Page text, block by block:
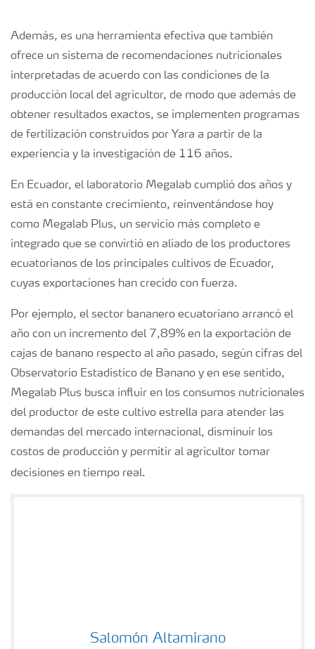
Además, es una herramienta efectiva que también
ofrece un sistema de recomendaciones nutricionales
interpretadas de acuerdo con las condiciones de la
producción local del agricultor, de modo que además de
obtener resultados exactos, se implementen programas
de fertilización construidos por Yara a partir de la
experiencia y la investigación de 116 años.
En Ecuador, el laboratorio Megalab cumplió dos años y
está en constante crecimiento, reinventándose hoy
como Megalab Plus, un servicio más completo e
integrado que se convirtió en aliado de los productores
ecuatorianos de los principales cultivos de Ecuador,
cuyas exportaciones han crecido con fuerza.
Por ejemplo, el sector bananero ecuatoriano arrancó el
año con un incremento del 7,89% en la exportación de
cajas de banano respecto al año pasado, según cifras del
Observatorio Estadístico de Banano y en ese sentido,
Megalab Plus busca influir en los consumos nutricionales
del productor de este cultivo estrella para atender las
demandas del mercado internacional, disminuir los
costos de producción y permitir al agricultor tomar
decisiones en tiempo real.
Salomón Altamirano